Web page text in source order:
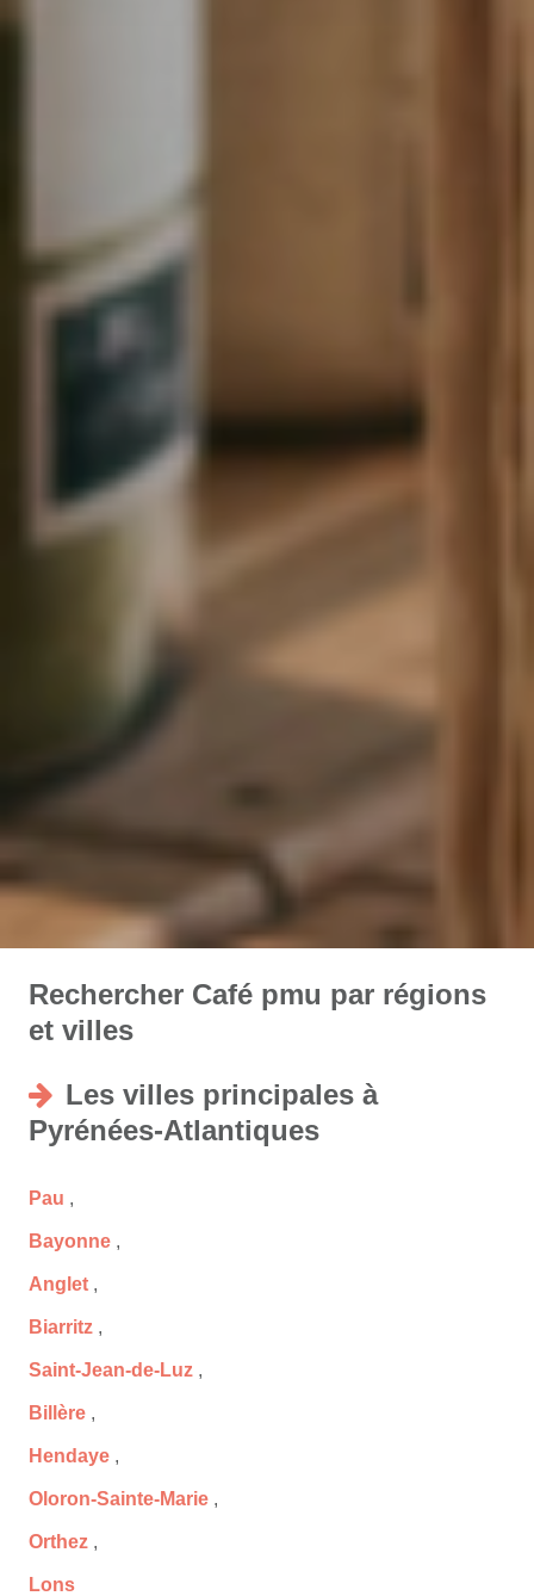
Rechercher Café pmu par régions
et villes
Les villes principales à
Pyrénées-Atlantiques
Pau ,
Bayonne ,
Anglet ,
Biarritz ,
Saint-Jean-de-Luz ,
Billère ,
Hendaye ,
Oloron-Sainte-Marie ,
Orthez ,
Lons